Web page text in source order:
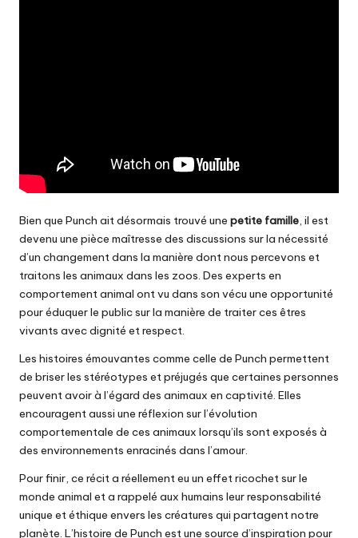
Bien que Punch ait désormais trouvé une petite famille, il est
devenu une pièce maîtresse des discussions sur la nécessité
d’un changement dans la manière dont nous percevons et
traitons les animaux dans les zoos. Des experts en
comportement animal ont vu dans son vécu une opportunité
pour éduquer le public sur la manière de traiter ces êtres
vivants avec dignité et respect.
Les histoires émouvantes comme celle de Punch permettent
de briser les stéréotypes et préjugés que certaines personnes
peuvent avoir à l’égard des animaux en captivité. Elles
encouragent aussi une réflexion sur l’évolution
comportementale de ces animaux lorsqu’ils sont exposés à
des environnements enracinés dans l’amour.
Pour finir, ce récit a réellement eu un effet ricochet sur le
monde animal et a rappelé aux humains leur responsabilité
unique et éthique envers les créatures qui partagent notre
planète. L’histoire de Punch est une source d’inspiration pour